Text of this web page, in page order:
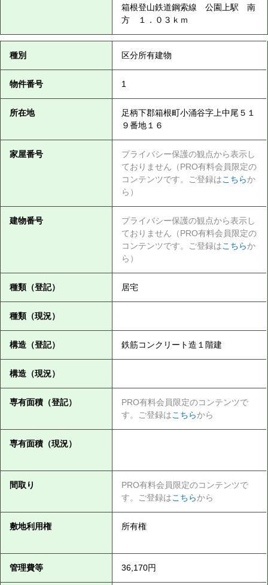
箱根登山鉄道鋼索線 公園上駅 南
方 １．０３ｋｍ
種別 区分所有建物
物件番号 1
所在地
足柄下郡箱根町小涌谷字上中尾５１
９番地１６
家屋番号
プライバシー保護の観点から表示し
ておりません（PRO有料会員限定の
コンテンツです。ご登録はこちらか
ら）
建物番号
プライバシー保護の観点から表示し
ておりません（PRO有料会員限定の
コンテンツです。ご登録はこちらか
ら）
種類（登記） 居宅
種類（現況）
構造（登記） 鉄筋コンクリート造１階建
構造（現況）
専有面積（登記）
PRO有料会員限定のコンテンツで
す。ご登録はこちらから
専有面積（現況）
間取り
PRO有料会員限定のコンテンツで
す。ご登録はこちらから
敷地利用権 所有権
管理費等 36,170円